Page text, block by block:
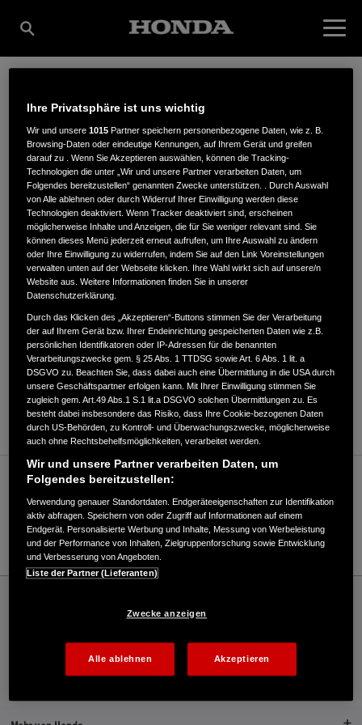
FORST- UND
GARTENTECHNIK
GMBH
Neubrander Chaussee 2
ANFAHRTSBESCHREIBUNG ANFORDERN
WEBSITE
Verkauf / Kundendienst
Tel: 03963/210259;
Forst und Gartentechnik GmbH Müller Laas - Rasen und Garten – Honda - HONDA
Ihre Privatsphäre ist uns wichtig
Wir und unsere1015 Partner speichern personenbezogene Daten, wie z. B.
Browsing-Daten oder eindeutige Kennungen, auf Ihrem Gerät und greifen
darauf zu . Wenn Sie Akzeptieren auswählen, können die Tracking-
Technologien die unter „Wir und unsere Partner verarbeiten Daten, um
Folgendes bereitzustellen“ genannten Zwecke unterstützen. . Durch Auswahl
von Alle ablehnen oder durch Widerruf Ihrer Einwilligung werden diese
Technologien deaktiviert. Wenn Tracker deaktiviert sind, erscheinen
möglicherweise Inhalte und Anzeigen, die für Sie weniger relevant sind. Sie
können dieses Menü jederzeit erneut aufrufen, um Ihre Auswahl zu ändern
oder Ihre Einwilligung zu widerrufen, indem Sie auf den Link Voreinstellungen
verwalten unten auf der Webseite klicken. Ihre Wahl wirkt sich auf unsere/n
Website aus. Weitere Informationen finden Sie in unserer
Datenschutzerklärung.
Durch das Klicken des „Akzeptieren“-Buttons stimmen Sie der Verarbeitung
der auf Ihrem Gerät bzw. Ihrer Endeinrichtung gespeicherten Daten wie z.B.
persönlichen Identifikatoren oder IP-Adressen für die benannten
Verarbeitungszwecke gem. § 25 Abs. 1 TTDSG sowie Art. 6 Abs. 1 lit. a
DSGVO zu. Beachten Sie, dass dabei auch eine Übermittlung in die USA durch
unsere Geschäftspartner erfolgen kann. Mit Ihrer Einwilligung stimmen Sie
zugleich gem. Art.49 Abs.1 S.1 lit.a DSGVO solchen Übermittlungen zu. Es
besteht dabei insbesondere das Risiko, dass Ihre Cookie-bezogenen Daten
durch US-Behörden, zu Kontroll- und Überwachungszwecke, möglicherweise
auch ohne Rechtsbehelfsmöglichkeiten, verarbeitet werden.
Wir und unsere Partner verarbeiten Daten, um
Folgendes bereitzustellen:
Verwendung genauer Standortdaten. Endgeräteeigenschaften zur Identifikation
aktiv abfragen. Speichern von oder Zugriff auf Informationen auf einem
Endgerät. Personalisierte Werbung und Inhalte, Messung von Werbeleistung
und der Performance von Inhalten, Zielgruppenforschung sowie Entwicklung
und Verbesserung von Angeboten.
Liste der Partner (Lieferanten)
Zwecke anzeigen
Alle ablehnen Akzeptieren